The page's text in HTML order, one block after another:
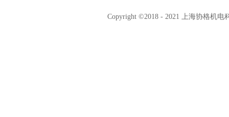
Copyright ©2018 - 2021 上海协格机电